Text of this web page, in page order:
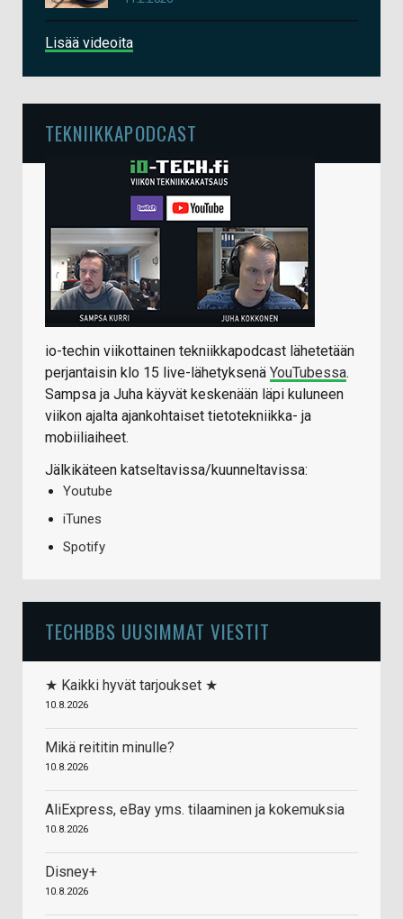
Lisää videoita
TEKNIIKKAPODCAST
io-techin viikottainen tekniikkapodcast lähetetään
perjantaisin klo 15 live-lähetyksenä YouTubessa.
Sampsa ja Juha käyvät keskenään läpi kuluneen
viikon ajalta ajankohtaiset tietotekniikka- ja
mobiiliaiheet.
Jälkikäteen katseltavissa/kuunneltavissa:
Youtube
iTunes
Spotify
TECHBBS UUSIMMAT VIESTIT
★ Kaikki hyvät tarjoukset ★
10.8.2026
Mikä reititin minulle?
10.8.2026
AliExpress, eBay yms. tilaaminen ja kokemuksia
10.8.2026
Disney+
10.8.2026